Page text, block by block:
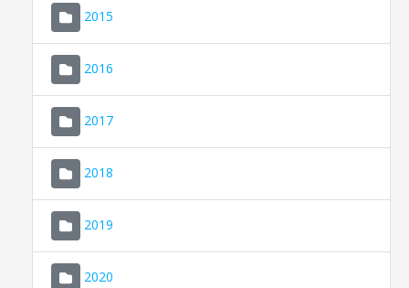
2015
2016
2017
2018
2019
2020